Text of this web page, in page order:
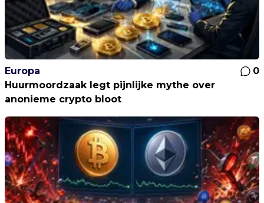
Europa
0
Huurmoordzaak legt pijnlijke mythe over
anonieme crypto bloot